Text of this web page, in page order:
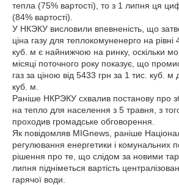
тепла (75% вартості), то з 1 липня ця
(84% вартості).
У НКЭКУ висловили впевненість, що
ціна газу для теплокомуненерго на рівні
куб. м є найнижчою на ринку, оскільки
місяці поточного року показує, що
газ за ціною від 5433 грн за 1 тис. куб. м
куб. м.
Раніше НКРЭКУ схвалив постанову про
на тепло для населення з 5 травня, з
проходив громадське обговорення.
Як повідомляв MIGnews, раніше
регулювання енергетики і комунальних
рішення про те, що слідом за новими
липня підніметься вартість
гарячої води.